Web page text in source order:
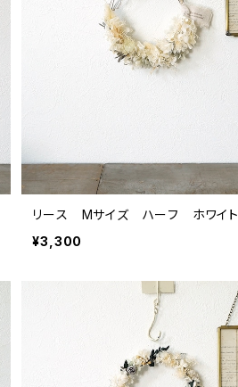
リース Mサイズ ハーフ ホワイト
¥3,300